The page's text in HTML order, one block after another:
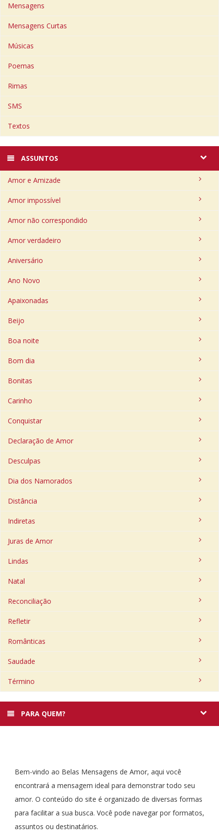
Mensagens
Mensagens Curtas
Músicas
Poemas
Rimas
SMS
Textos
ASSUNTOS
Amor e Amizade
Amor impossível
Amor não correspondido
Amor verdadeiro
Aniversário
Ano Novo
Apaixonadas
Beijo
Boa noite
Bom dia
Bonitas
Carinho
Conquistar
Declaração de Amor
Desculpas
Dia dos Namorados
Distância
Indiretas
Juras de Amor
Lindas
Natal
Reconciliação
Refletir
Românticas
Saudade
Término
PARA QUEM?
Bem-vindo ao Belas Mensagens de Amor, aqui você
encontrará a mensagem ideal para demonstrar todo seu
amor. O conteúdo do site é organizado de diversas formas
para facilitar a sua busca. Você pode navegar por formatos,
assuntos ou destinatários.